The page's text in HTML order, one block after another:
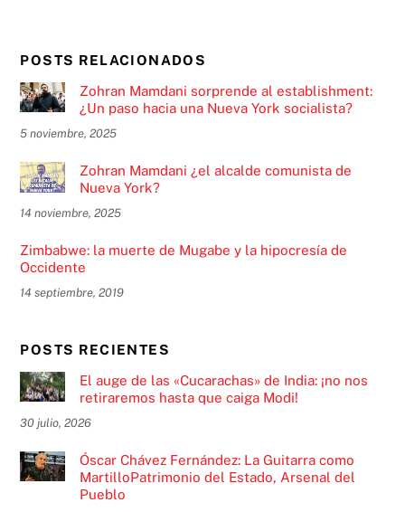
POSTS RELACIONADOS
Zohran Mamdani sorprende al establishment:
¿Un paso hacia una Nueva York socialista?
5 noviembre, 2025
Zohran Mamdani ¿el alcalde comunista de
Nueva York?
14 noviembre, 2025
Zimbabwe: la muerte de Mugabe y la hipocresía de
Occidente
14 septiembre, 2019
POSTS RECIENTES
El auge de las «Cucarachas» de India: ¡no nos
retiraremos hasta que caiga Modi!
30 julio, 2026
Óscar Chávez Fernández: La Guitarra como
MartilloPatrimonio del Estado, Arsenal del
Pueblo